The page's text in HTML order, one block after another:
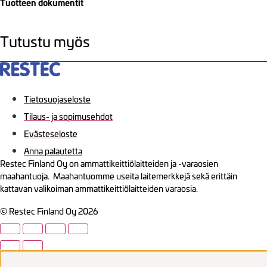
Tuotteen dokumentit
Tutustu myös
Tietosuojaseloste
Tilaus- ja sopimusehdot
Evästeseloste
Anna palautetta
Restec Finland Oy on ammattikeittiölaitteiden ja -varaosien
maahantuoja. Maahantuomme useita laitemerkkejä sekä erittäin
kattavan valikoiman ammattikeittiölaitteiden varaosia.
© Restec Finland Oy 2026